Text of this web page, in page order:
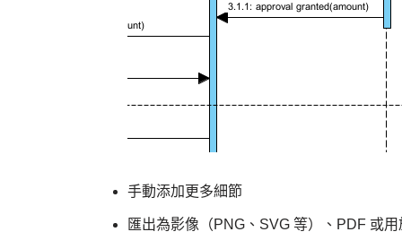
手動添加更多細節
匯出為影像（PNG、SVG 等）、PDF 或用